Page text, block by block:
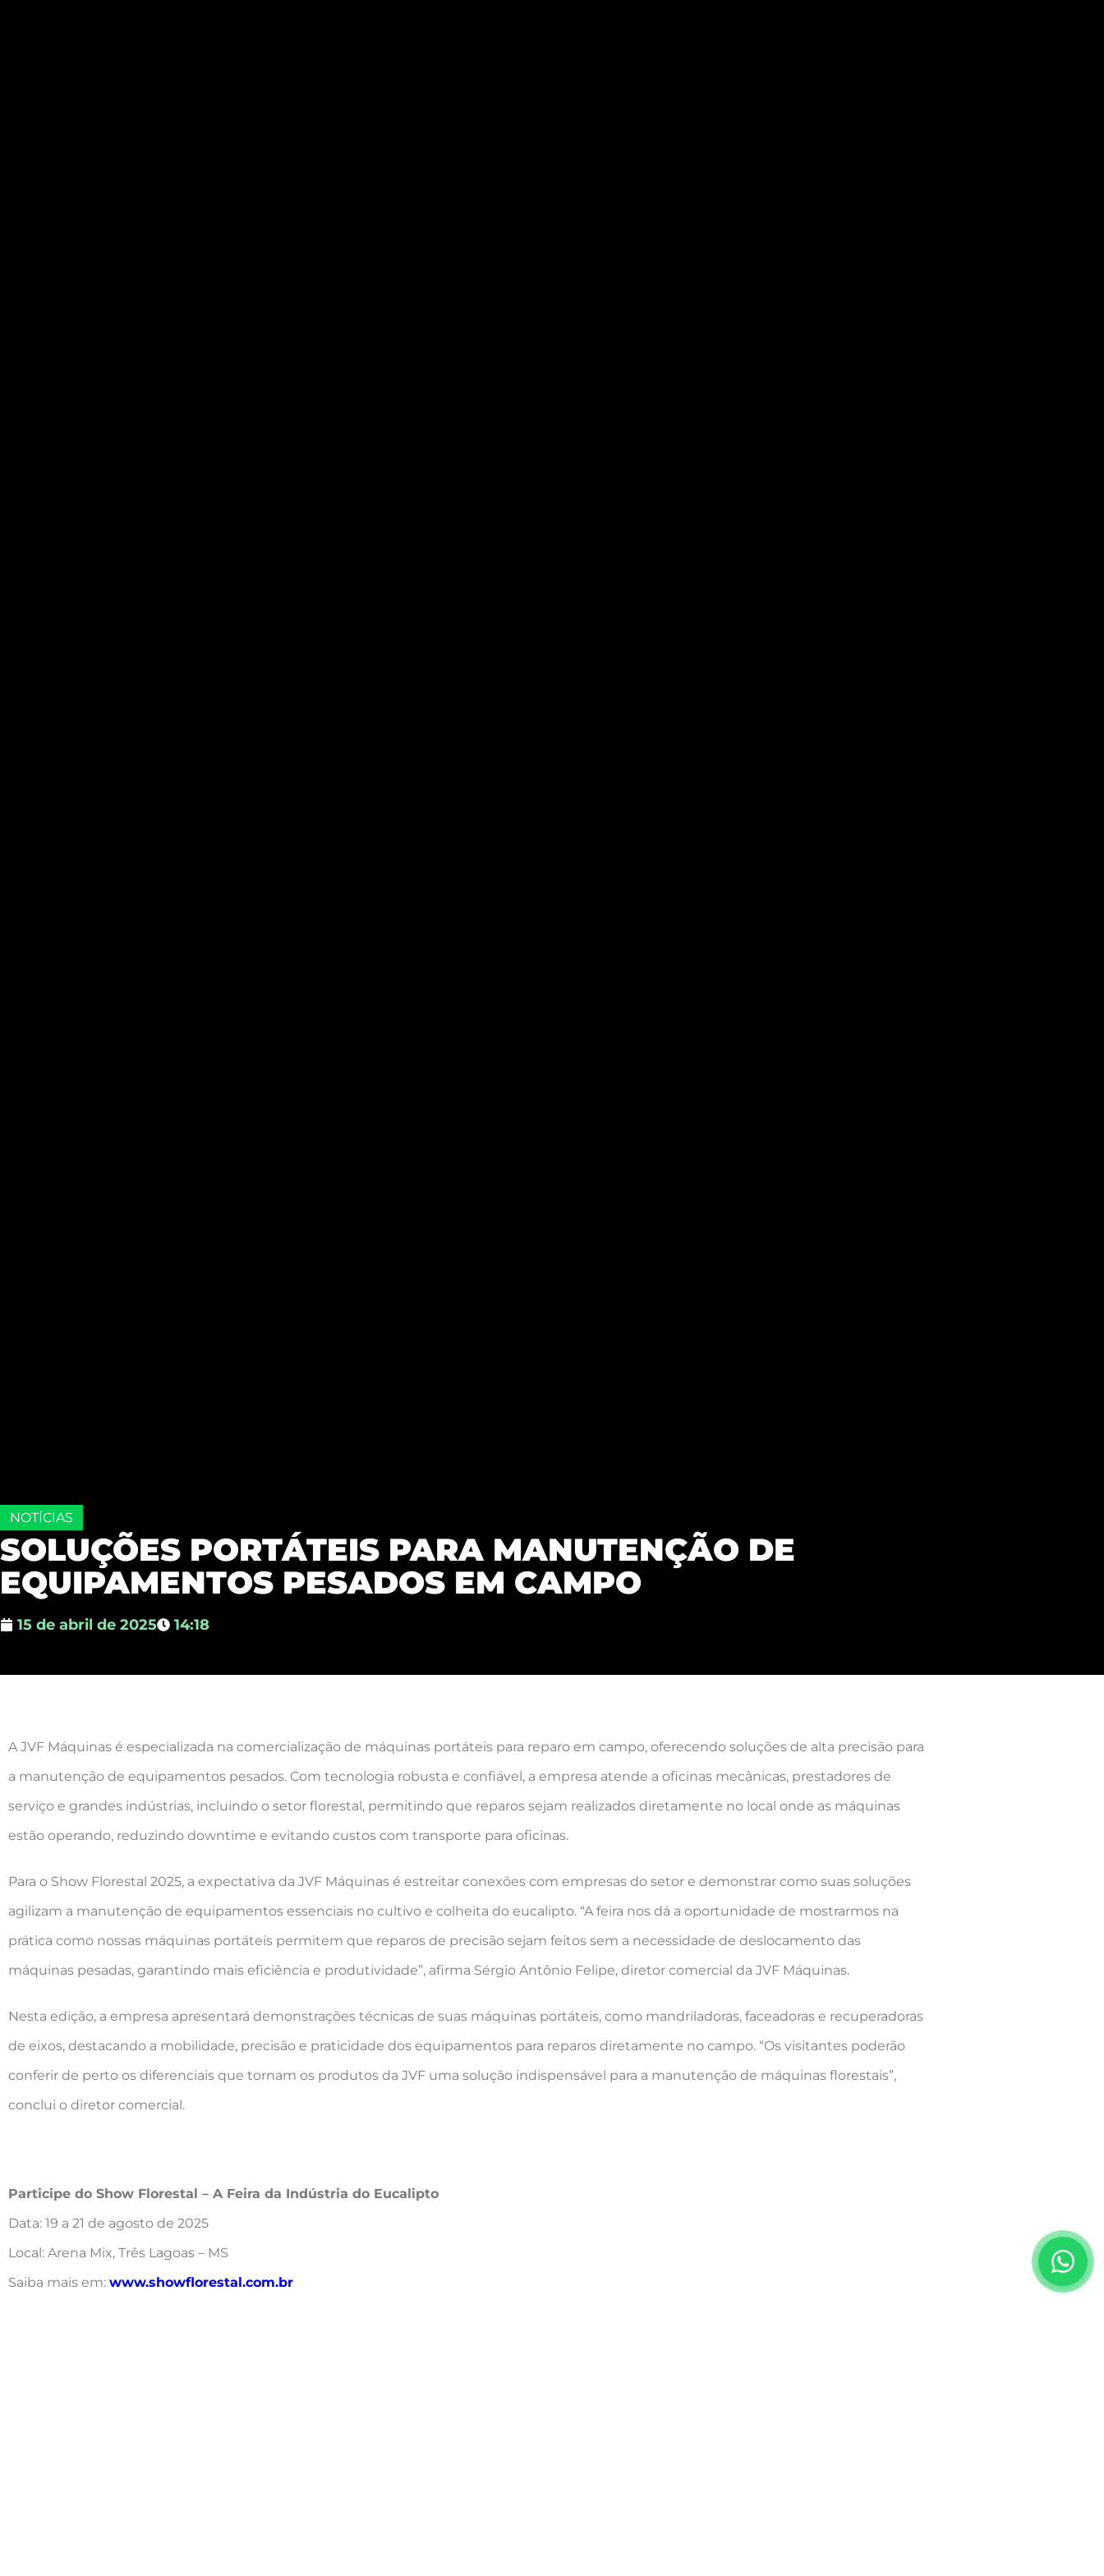
NOTÍCIAS
SOLUÇÕES PORTÁTEIS PARA MANUTENÇÃO DE
EQUIPAMENTOS PESADOS EM CAMPO
15 de abril de 2025 14:18
A JVF Máquinas é especializada na comercialização de máquinas portáteis para reparo em campo, oferecendo soluções de alta precisão para
a manutenção de equipamentos pesados. Com tecnologia robusta e confiável, a empresa atende a oficinas mecânicas, prestadores de
serviço e grandes indústrias, incluindo o setor florestal, permitindo que reparos sejam realizados diretamente no local onde as máquinas
estão operando, reduzindo downtime e evitando custos com transporte para oficinas.
Para o Show Florestal 2025, a expectativa da JVF Máquinas é estreitar conexões com empresas do setor e demonstrar como suas soluções
agilizam a manutenção de equipamentos essenciais no cultivo e colheita do eucalipto. “A feira nos dá a oportunidade de mostrarmos na
prática como nossas máquinas portáteis permitem que reparos de precisão sejam feitos sem a necessidade de deslocamento das
máquinas pesadas, garantindo mais eficiência e produtividade”, afirma Sérgio Antônio Felipe, diretor comercial da JVF Máquinas.
Nesta edição, a empresa apresentará demonstrações técnicas de suas máquinas portáteis, como mandriladoras, faceadoras e recuperadoras
de eixos, destacando a mobilidade, precisão e praticidade dos equipamentos para reparos diretamente no campo. “Os visitantes poderão
conferir de perto os diferenciais que tornam os produtos da JVF uma solução indispensável para a manutenção de máquinas florestais”,
conclui o diretor comercial.
Participe do Show Florestal – A Feira da Indústria do Eucalipto
Data: 19 a 21 de agosto de 2025
Local: Arena Mix, Três Lagoas – MS
Saiba mais em: www.showflorestal.com.br